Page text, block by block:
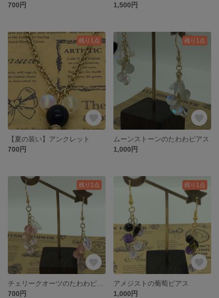
700円
1,500円
残り1点
【夏の装い】アンクレット
700円
残り1点
ムーンストーンのたわわピアス
1,000円
残り1点
700円
残り1点
アメジストの葡萄ピアス
1,000円